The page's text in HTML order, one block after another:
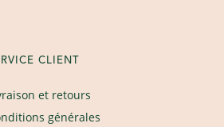
CLIENT
et retours
générales